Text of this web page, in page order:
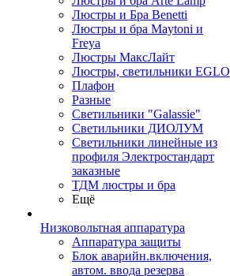
Люстры и Бра Benetti
Люстры и бра Maytoni и
Freya
Люстры МаксЛайт
Люстры, светильники EGLO
Плафон
Разные
Светильники "Galassie"
Светильники ДИОЛУМ
Светильники линейные из
профиля Электростандарт
заказные
ТДМ люстры и бра
Ещё
Низковольтная аппаратура
Аппаратура защиты
Блок аварийн.включения,
автом. ввода резерва